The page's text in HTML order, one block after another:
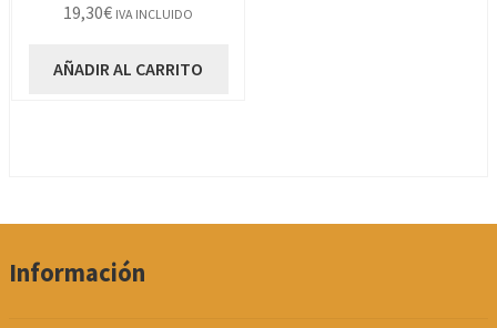
19,30€ IVA INCLUIDO
AÑADIR AL CARRITO
Información